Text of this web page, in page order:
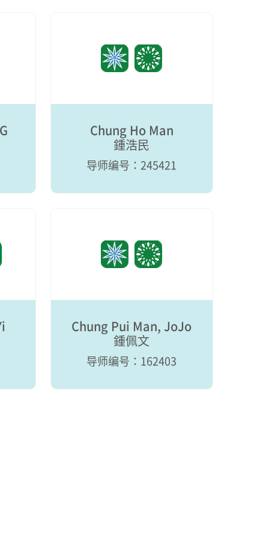
Chung Ho Man
鍾浩民
导师编号：245421
Chung Pui Man, JoJo
鍾佩文
导师编号：162403